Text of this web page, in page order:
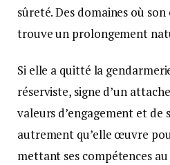
sûreté. Des domaines où son
trouve un prolongement
Si elle a quitté la
réserviste, signe d’un
valeurs d’engagement et de
autrement qu’elle œuvre
mettant ses compétences